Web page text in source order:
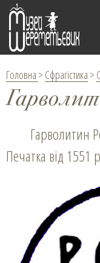
Головна > Сфрагістика >
Гарволитин
Печатка від 1551